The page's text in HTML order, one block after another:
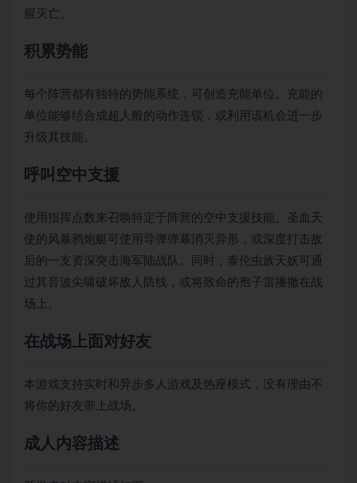
腥灭亡。
积累势能
每个阵营都有独特的势能系统，可创造充能单位。充能的
单位能够结合成超人般的动作连锁，或利用该机会进一步
升级其技能。
呼叫空中支援
使用指挥点数来召唤特定于阵营的空中支援技能。圣血天
使的风暴鸦炮艇可使用导弹弹幕消灭异形，或深度打击敌
后的一支资深突击海军陆战队。同时，泰伦虫族天妖可通
过其音波尖啸破坏敌人防线，或将致命的孢子雷播撒在战
场上。
在战场上面对好友
本游戏支持实时和异步多人游戏及热座模式，没有理由不
将你的好友带上战场。
成人内容描述